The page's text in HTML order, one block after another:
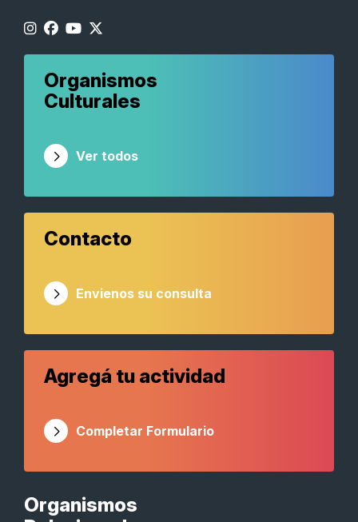
Organismos
Organismos
Culturales
Ver todos
Contacto
Envienos su consulta
Agregá tu actividad
Completar Formulario